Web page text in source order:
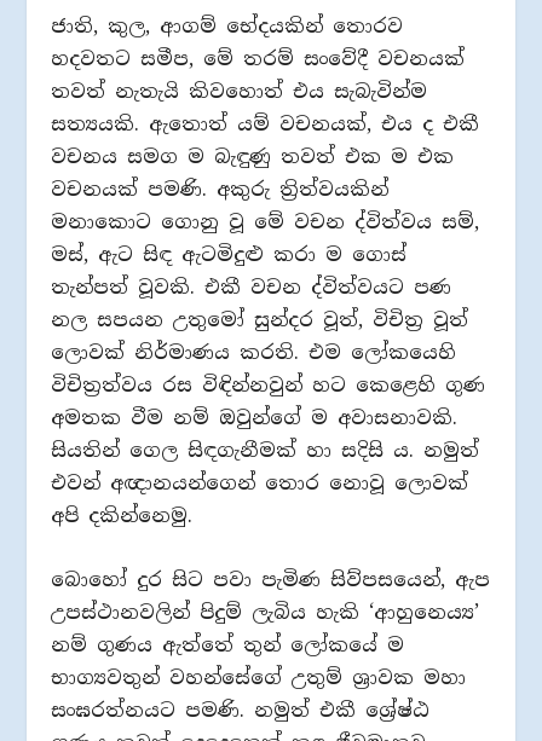
ජාති, කුල, ආගම් භේදයකින් තොරව
හදවතට සමීප, මේ තරම් සංවේදී වචනයක්
තවත් නැතැයි කිවහොත් එය සැබැවින්ම
සත්‍යයකි. ඇතොත් යම් වචනයක්, එය ද එකී
වචනය සමග ම බැඳුණු තවත් එක ම එක
වචනයක් පමණි. අකුරු ත්‍රිත්වයකින්
මනාකොට ගොනු වූ මේ වචන ද්විත්වය සම්,
මස්, ඇට සිඳ ඇටමිදුළු කරා ම ගොස්
තැන්පත් වූවකි. එකී වචන ද්විත්වයට පණ
නල සපයන උතුමෝ සුන්දර වූත්, විචිත්‍ර වූත්
ලොවක් නිර්මාණය කරති. එම ලෝකයෙහි
විචිත්‍රත්වය රස විඳින්නවුන් හට කෙළෙහි ගුණ
අමතක වීම නම් ඔවුන්ගේ ම අවාසනාවකි.
සියතින් ගෙල සිඳගැනීමක් හා සදිසි ය. නමුත්
එවන් අඥානයන්ගෙන් තොර නොවූ ලොවක්
අපි දකින්නෙමු.
බොහෝ දුර සිට පවා පැමිණ සිව්පසයෙන්, ඇප
උපස්ථානවලින් පිදුම් ලැබිය හැකි ‘ආහුනෙය්‍ය’
නම් ගුණය ඇත්තේ තුන් ලෝකයේ ම
භාග්‍යවතුන් වහන්සේගේ උතුම් ශ්‍රාවක මහා
සංඝරත්නයට පමණි. නමුත් එකී ශ්‍රේෂ්ඨ